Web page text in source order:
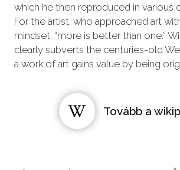
which he then reproduced in various
For the artist, who approached art
mindset, “more is better than one.”
clearly subverts the centuries-old
a work of art gains value by being
Tovább a